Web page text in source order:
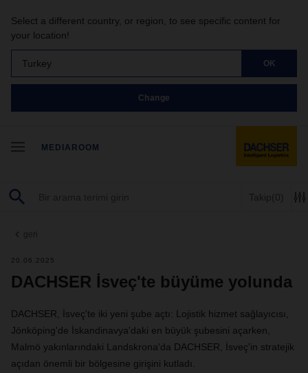
Select a different country, or region, to see specific content for
your location!
Turkey OK
Change
MEDIAROOM
Takip(0)
geri
20.06.2025
DACHSER İsveç'te büyüme yolunda
DACHSER, İsveç'te iki yeni şube açtı: Lojistik hizmet sağlayıcısı,
Jönköping'de İskandinavya'daki en büyük şubesini açarken,
Malmö yakınlarındaki Landskrona'da DACHSER, İsveç'in stratejik
açıdan önemli bir bölgesine girişini kutladı.